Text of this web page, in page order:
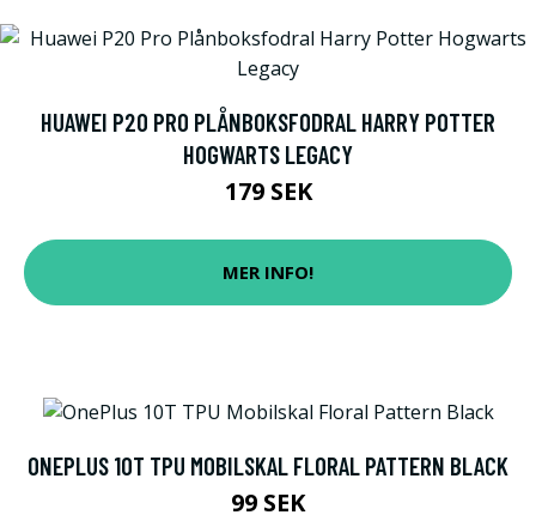
HUAWEI P20 PRO PLÅNBOKSFODRAL HARRY POTTER
HOGWARTS LEGACY
179 SEK
MER INFO!
ONEPLUS 10T TPU MOBILSKAL FLORAL PATTERN BLACK
99 SEK